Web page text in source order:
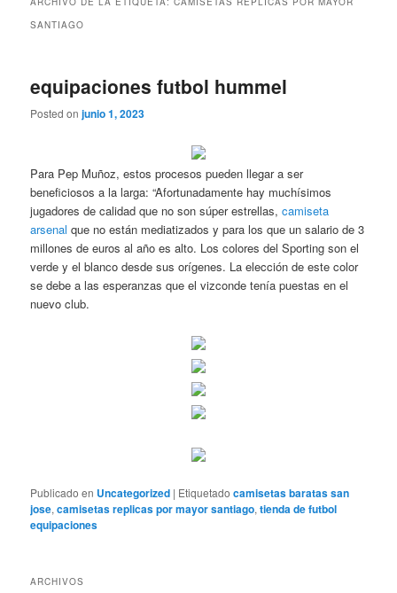
SANTIAGO
equipaciones futbol hummel
Posted onjunio 1, 2023
Para Pep Muñoz, estos procesos pueden llegar a ser
beneficiosos a la larga: “Afortunadamente hay muchísimos
jugadores de calidad que no son súper estrellas,camiseta
arsenal que no están mediatizados y para los que un salario de 3
millones de euros al año es alto. Los colores del Sporting son el
verde y el blanco desde sus orígenes. La elección de este color
se debe a las esperanzas que el vizconde tenía puestas en el
nuevo club.
Publicado en Uncategorized | Etiquetado camisetas baratas san
jose,camisetas replicas por mayor santiago,tienda de futbol
equipaciones
ARCHIVOS